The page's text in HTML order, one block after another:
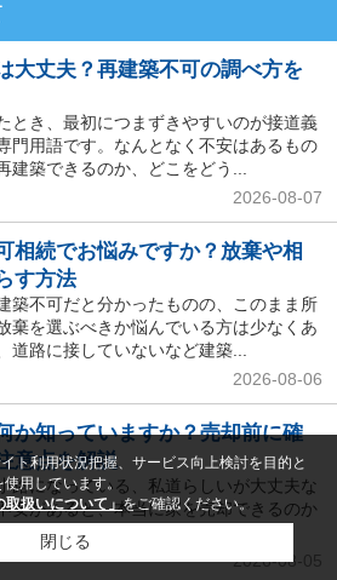
大丈夫？再建築不可の調べ方を
とき、最初につまずきやすいのが接道義
門用語です。なんとなく不安はあるもの
建築できるのか、どこをどう...
2026-08-07
相続でお悩みですか？放棄や相
す方法
築不可だと分かったものの、このまま所
棄を選ぶべきか悩んでいる方は少なくあ
道路に接していないなど建築...
2026-08-06
か知っていますか？売却前に確
意点を解説
路になっている、私道らしいが大丈夫な
安があると、本当に家を売却できるのか
建築基準法上の道路や接道義...
2026-08-05
ト利用状況把握、サービス向上検討を目的と
用しています。
取扱いについて」をご確認ください。
閉じる